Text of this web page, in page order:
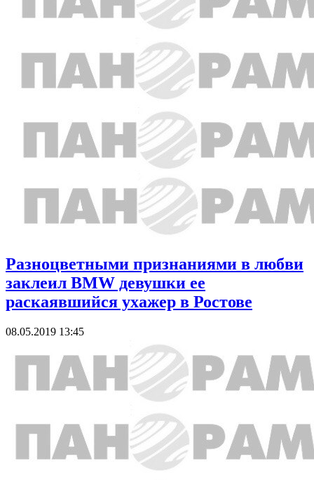
Разноцветными признаниями в любви
заклеил BMW девушки ее
раскаявшийся ухажер в Ростове
08.05.2019 13:45